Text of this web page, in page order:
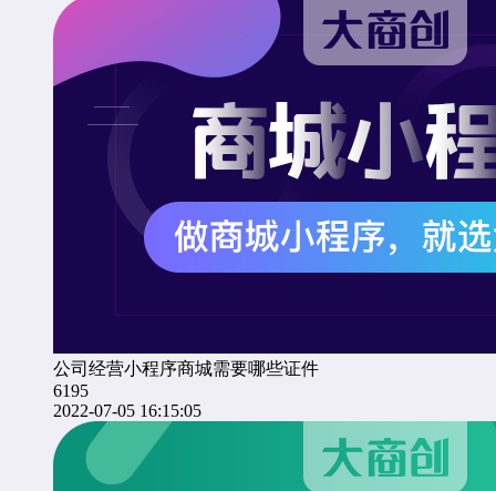
公司经营小程序商城需要哪些证件
6195
2022-07-05 16:15:05